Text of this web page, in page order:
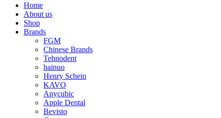
Home
About us
Shop
Brands
FGM
Chinese Brands
Tehnodent
hainuo
Henry Schein
KAVO
Anycubic
Apple Dental
Bevisto